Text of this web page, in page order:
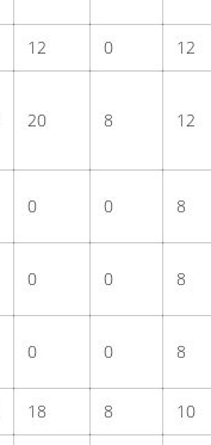
12 0 12
20 8 12
0 0 8
0 0 8
0 0 8
18 8 10